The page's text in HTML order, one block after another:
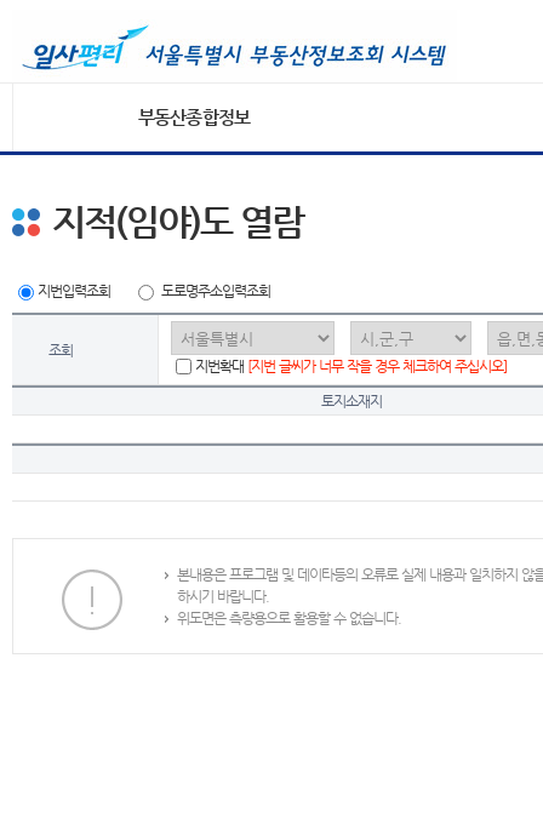
부동산종합정보
지적(임야)도 열람
지번입력조회 도로명주소입력조회
조회
지번확대 [지번 글씨가 너무 작을 경우 체크하여 주십시오]
토지소재지
본내용은 프로그램 및 데이타등의 오류로 실제 내용과 일치하지
하시기 바랍니다.
위도면은 측량용으로 활용할 수 없습니다.